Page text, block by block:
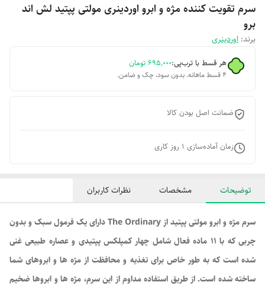
سرم تقویت کننده مژه و ابرو اوردینری مولتی پپتید لش اند
برو
برند: اوردینری
هر قسط با ترب‌پی:۶۹۵٬۰۰۰ تومان
۴ قسط ماهانه. بدون سود، چک و ضامن.
ضمانت اصل بودن کالا
زمان آماده‌سازی 1 روز کاری
توضیحات مشخصات نظرات کاربران
سرم مژه و ابرو مولتی پپتید از The Ordinary دارای یک فرمول سبک و بدون
چربی که با 11 ماده فعال شامل چهار کمپلکس پپتیدی و عصاره طبیعی غنی
شده است که به طور خاص برای تغذیه و محافظت از مژه ها و ابروهای شما
ساخته شده است. از طریق استفاده مداوم از این سرم، مژه ها و ابروها ضخیم